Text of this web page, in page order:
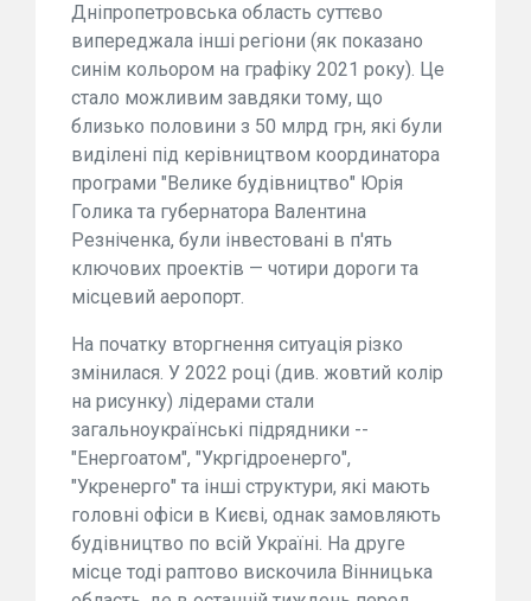
Дніпропетровська область суттєво
випереджала інші регіони (як показано
синім кольором на графіку 2021 року). Це
стало можливим завдяки тому, що
близько половини з 50 млрд грн, які були
виділені під керівництвом координатора
програми "Велике будівництво" Юрія
Голика та губернатора Валентина
Резніченка, були інвестовані в п'ять
ключових проектів — чотири дороги та
місцевий аеропорт.
На початку вторгнення ситуація різко
змінилася. У 2022 році (див. жовтий колір
на рисунку) лідерами стали
загальноукраїнські підрядники --
"Енергоатом", "Укргідроенерго",
"Укренерго" та інші структури, які мають
головні офіси в Києві, однак замовляють
будівництво по всій Україні. На друге
місце тоді раптово вискочила Вінницька